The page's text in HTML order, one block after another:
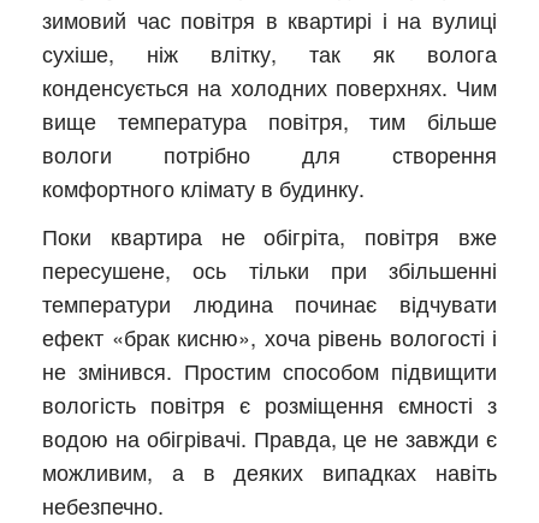
зимовий час повітря в квартирі і на вулиці
сухіше, ніж влітку, так як волога
конденсується на холодних поверхнях. Чим
вище температура повітря, тим більше
вологи потрібно для створення
комфортного клімату в будинку.
Поки квартира не обігріта, повітря вже
пересушене, ось тільки при збільшенні
температури людина починає відчувати
ефект «брак кисню», хоча рівень вологості і
не змінився. Простим способом підвищити
вологість повітря є розміщення ємності з
водою на обігрівачі. Правда, це не завжди є
можливим, а в деяких випадках навіть
небезпечно.